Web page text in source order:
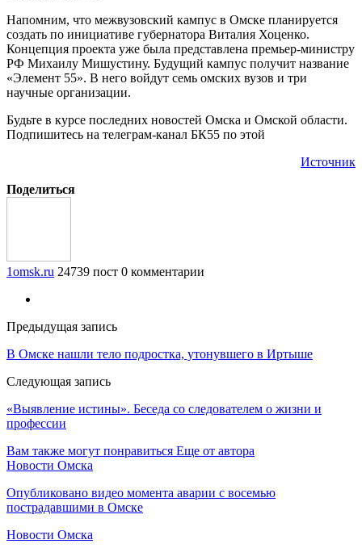
Напомним, что межвузовский кампус в Омске планируется
создать по инициативе губернатора Виталия Хоценко.
Концепция проекта уже была представлена премьер-министру
РФ Михаилу Мишустину. Будущий кампус получит название
«Элемент 55». В него войдут семь омских вузов и три
научные организации.
Будьте в курсе последних новостей Омска и Омской области.
Подпишитесь на телеграм-канал БК55 по этой
Источник
Поделиться
1omsk.ru 24739 пост 0 комментарии
Предыдущая запись
В Омске нашли тело подростка, утонувшего в Иртыше
Следующая запись
«Выявление истины». Беседа со следователем о жизни и
профессии
Вам также могут понравиться Еще от автора
Новости Омска
Опубликовано видео момента аварии с восемью
пострадавшими в Омске
Новости Омска